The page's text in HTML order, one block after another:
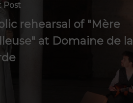
Post
rehearsal of "Mère
at Domaine de la